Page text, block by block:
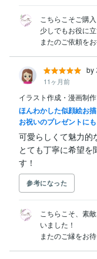
こちらこそご購
少しでもお役に
またのご依頼を
by
11ヶ月前
イラスト作成・漫画制作
ほんわかした似顔絵お
お祝いのプレゼントにも
可愛らしくて魅力的
とても丁寧に希望を
す！
参考になった
こちらこそ、素
いました！
またのご縁をお